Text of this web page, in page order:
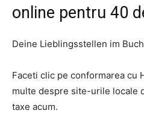
online pentru 40
Deine Lieblingsstellen im
Faceti clic pe conformarea cu
multe despre site-urile locale
taxe acum.